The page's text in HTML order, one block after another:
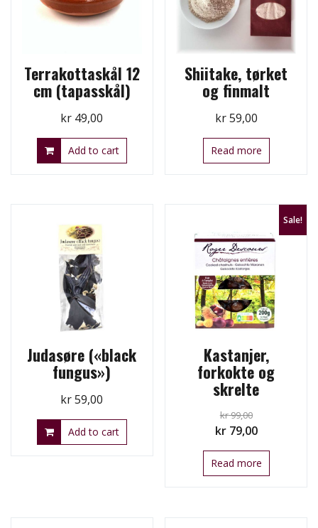
Terrakottaskål 12
cm (tapasskål)
kr 49,00
Add to cart
Shiitake, tørket
og finmalt
kr59,00
Read more
Judasøre («black
fungus»)
kr59,00
Add to cart
Sale!
Kastanjer,
forkokte og
skrelte
kr99,00
Original
price
was:
kr79,00Current
price
is:
Read more